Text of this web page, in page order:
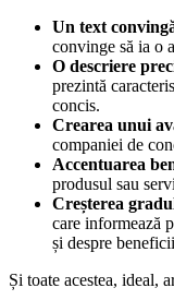
Un text
convinge să ia o
O descriere
prezintă
concis.
Crearea unui
companiei de
Accentuarea
produsul sau
Creșterea
care informează
și despre
Și toate acestea, ideal,